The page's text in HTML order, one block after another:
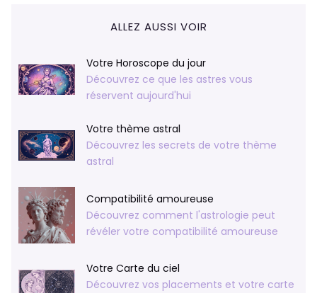
ALLEZ AUSSI VOIR
Votre Horoscope du jour
Découvrez ce que les astres vous
réservent aujourd'hui
Votre thème astral
Découvrez les secrets de votre thème
astral
Compatibilité amoureuse
Découvrez comment l'astrologie peut
révéler votre compatibilité amoureuse
Votre Carte du ciel
Découvrez vos placements et votre carte